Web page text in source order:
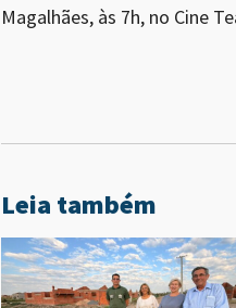
Magalhães, às 7h, no Cine
Leia também